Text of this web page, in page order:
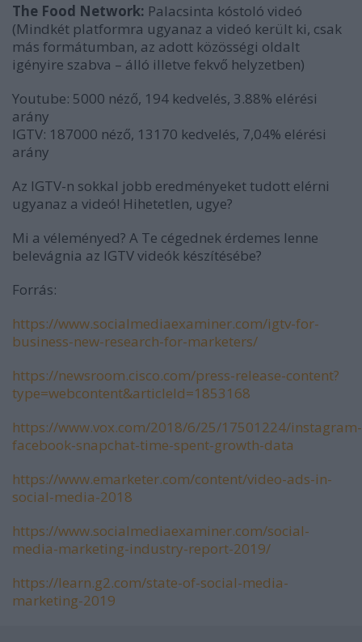
The Food Network: Palacsinta kóstoló videó
(Mindkét platformra ugyanaz a videó került ki, csak
más formátumban, az adott közösségi oldalt
igényire szabva – álló illetve fekvő helyzetben)
Youtube: 5000 néző, 194 kedvelés, 3.88% elérési
arány
IGTV: 187000 néző, 13170 kedvelés, 7,04% elérési
arány
Az IGTV-n sokkal jobb eredményeket tudott elérni
ugyanaz a videó! Hihetetlen, ugye?
Mi a véleményed? A Te cégednek érdemes lenne
belevágnia az IGTV videók készítésébe?
Forrás:
https://www.socialmediaexaminer.com/igtv-for-
business-new-research-for-marketers/
https://newsroom.cisco.com/press-release-content?
type=webcontent&articleId=1853168
https://www.vox.com/2018/6/25/17501224/instagram-
facebook-snapchat-time-spent-growth-data
https://www.emarketer.com/content/video-ads-in-
social-media-2018
https://www.socialmediaexaminer.com/social-
media-marketing-industry-report-2019/
https://learn.g2.com/state-of-social-media-
marketing-2019